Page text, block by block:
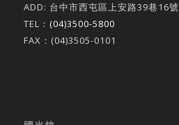
ADD: 台中市西屯區上安路39巷16號
TEL： (04)3500-5800
FAX：(04)3505-0101